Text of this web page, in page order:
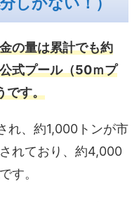
の量は累計でも約
式プール（50ｍプ
です。
れ、約1,000トンが市
れており、約4,000
す。